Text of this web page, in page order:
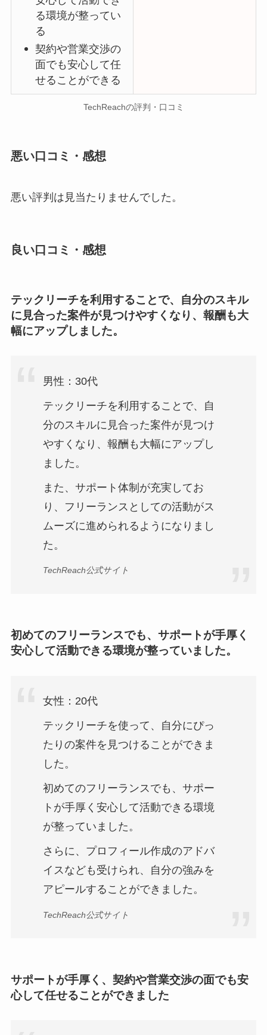
る環境が整ってい
る
契約や営業交渉の
面でも安心して任
せることができる
TechReachの評判・口コミ
悪い口コミ・感想
悪い評判は見当たりませんでした。
良い口コミ・感想
テックリーチを利用することで、自分のスキル
に見合った案件が見つけやすくなり、報酬も大
幅にアップしました。
男性：30代
テックリーチを利用することで、自
分のスキルに見合った案件が見つけ
やすくなり、報酬も大幅にアップし
ました。
また、サポート体制が充実してお
り、フリーランスとしての活動がス
ムーズに進められるようになりまし
た。
TechReach公式サイト
初めてのフリーランスでも、サポートが手厚く
安心して活動できる環境が整っていました。
女性：20代
テックリーチを使って、自分にぴっ
たりの案件を見つけることができま
した。
初めてのフリーランスでも、サポー
トが手厚く安心して活動できる環境
が整っていました。
さらに、プロフィール作成のアドバ
イスなども受けられ、自分の強みを
アピールすることができました。
TechReach公式サイト
サポートが手厚く、契約や営業交渉の面でも安
心して任せることができました